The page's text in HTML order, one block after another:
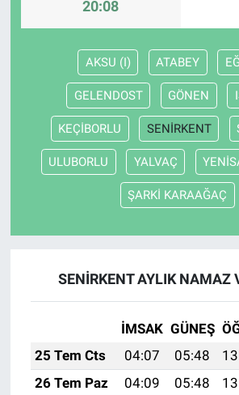
20:08
AKSU (I) ATABEY
GELENDOST GÖNEN
KEÇİBORLU SENİRKENT
ULUBORLU YALVAÇ
ŞARKİ KARAAĞAÇ
SENİRKENT AYLIK NAMAZ
İMSAK GÜNEŞ
25 Tem Cts
04:07 05:48
26 Tem Paz
04:09 05:48
Spor
Nöbetçi Eczaneler